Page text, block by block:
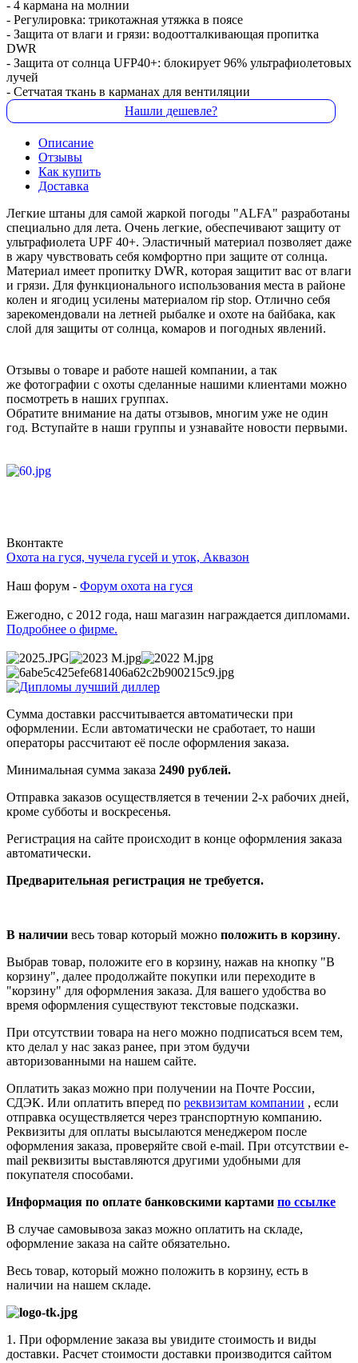
- 4 кармана на молнии
- Регулировка: трикотажная утяжка в поясе
- Защита от влаги и грязи: водоотталкивающая пропитка
DWR
- Защита от солнца UFP40+: блокирует 96% ультрафиолетовых
лучей
- Сетчатая ткань в карманах для вентиляции
Нашли дешевле?
Описание
Отзывы
Как купить
Доставка
Легкие штаны для самой жаркой погоды "ALFA" разработаны
специально для лета. Очень легкие, обеспечивают защиту от
ультрафиолета UPF 40+. Эластичный материал позволяет даже
в жару чувствовать себя комфортно при защите от солнца.
Материал имеет пропитку DWR, которая защитит вас от влаги
и грязи. Для функционального использования места в районе
колен и ягодиц усилены материалом rip stop. Отлично себя
зарекомендовали на летней рыбалке и охоте на байбака, как
слой для защиты от солнца, комаров и погодных явлений.
Отзывы о товаре и работе нашей компании, а так
же фотографии с охоты сделанные нашими клиентами можно
посмотреть в наших группах.
Обратите внимание на даты отзывов, многим уже не один
год. Вступайте в наши группы и узнавайте новости первыми.
Вконтакте
Охота на гуся, чучела гусей и уток, Аквазон
Наш форум - Форум охота на гуся
Ежегодно, с 2012 года, наш магазин награждается дипломами.
Подробнее о фирме.
Сумма доставки рассчитывается автоматически при
оформлении. Если автоматически не сработает, то наши
операторы рассчитают её после оформления заказа.
Минимальная сумма заказа 2490 рублей.
Отправка заказов осуществляется в течении 2-х рабочих дней,
кроме субботы и воскресенья.
Регистрация на сайте происходит в конце оформления заказа
автоматически.
Предварительная регистрация не требуется.
В наличии весь товар который можно положить в корзину.
Выбрав товар, положите его в корзину, нажав на кнопку "В
корзину", далее продолжайте покупки или переходите в
"корзину" для оформления заказа. Для вашего удобства во
время оформления существуют текстовые подсказки.
При отсутствии товара на него можно подписаться всем тем,
кто делал у нас заказ ранее, при этом будучи
авторизованными на нашем сайте.
Оплатить заказ можно при получении на Почте России,
СДЭК. Или оплатить вперед по реквизитам компании , если
отправка осуществляется через транспортную компанию.
Реквизиты для оплаты высылаются менеджером после
оформления заказа, проверяйте свой e-mail. При отсутствии e-
mail реквизиты выставляются другими удобными для
покупателя способами.
Информация по оплате банковскими картами по ссылке
В случае самовывоза заказ можно оплатить на складе,
оформление заказа на сайте обязательно.
Весь товар, который можно положить в корзину, есть в
наличии на нашем складе.
1. При оформление заказа вы увидите стоимость и виды
доставки. Расчет стоимости доставки производится сайтом